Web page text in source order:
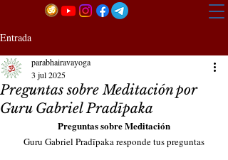
Entrada
Preguntas sobre Meditación por
Guru Gabriel Pradīpaka
parabhairavayoga
3 jul 2025
Preguntas sobre Meditación
Guru Gabriel Pradīpaka responde tus preguntas